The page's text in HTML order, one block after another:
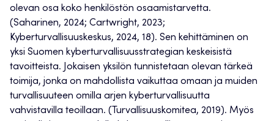
olevan osa koko henkilöstön osaamistarvetta.
(Saharinen, 2024; Cartwright, 2023;
Kyberturvallisuuskeskus, 2024, 18). Sen kehittäminen on
yksi Suomen kyberturvallisuusstrategian keskeisistä
tavoitteista. Jokaisen yksilön tunnistetaan olevan tärkeä
toimija, jonka on mahdollista vaikuttaa omaan ja muiden
turvallisuuteen omilla arjen kyberturvallisuutta
vahvistavilla teoillaan. (Turvallisuuskomitea, 2019). Myös